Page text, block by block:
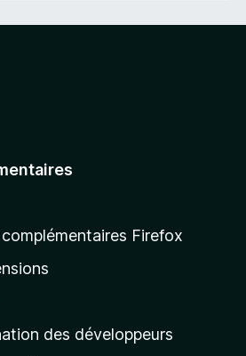
Firefox
des développeurs